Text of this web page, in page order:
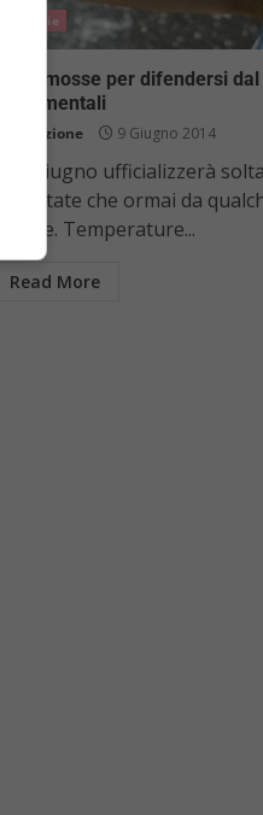
Notizie
Le 10 mosse per difendersi
fondamentali
Redazione 9 Giugno 2014
Il 21 giugno ufficializzerà
dell’estate che ormai da
sentire. Temperature...
Read More